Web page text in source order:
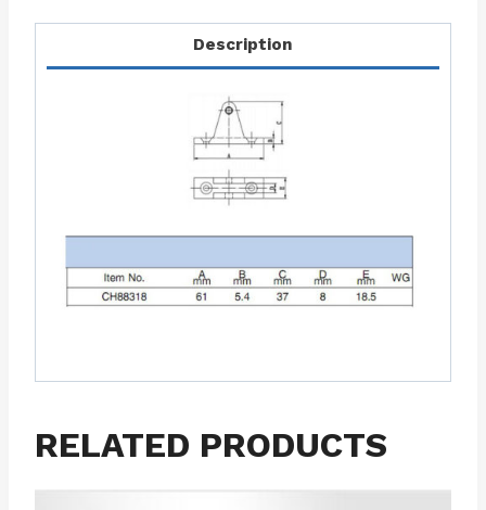
Description
RELATED PRODUCTS